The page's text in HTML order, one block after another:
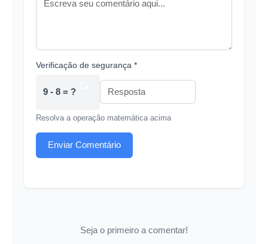
Verificação de segurança *
9 - 8 = ?
Resolva a operação matemática acima
Enviar Comentário
Seja o primeiro a comentar!